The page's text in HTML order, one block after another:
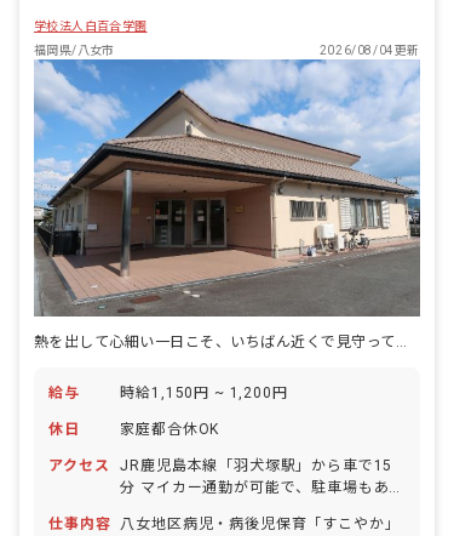
学校法人白百合学園
福岡県/八女市
2026/08/04更新
熱を出して心細い一日こそ、いちばん近くで見守っていたい。少人数の病児保育
給与 時給1,150円 ~ 1,200円
休日 家庭都合休OK
アクセス
JR鹿児島本線「羽犬塚駅」から車で15
分 マイカー通勤が可能で、駐車場もあり
仕事内容
八女地区病児・病後児保育「すこやか」